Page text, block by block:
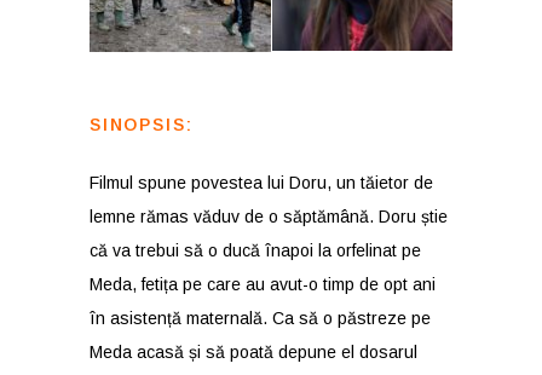
SINOPSIS:
Filmul spune povestea lui Doru, un tăietor de
lemne rămas văduv de o săptămână. Doru știe
că va trebui să o ducă înapoi la orfelinat pe
Meda, fetița pe care au avut-o timp de opt ani
în asistență maternală. Ca să o păstreze pe
Meda acasă și să poată depune el dosarul